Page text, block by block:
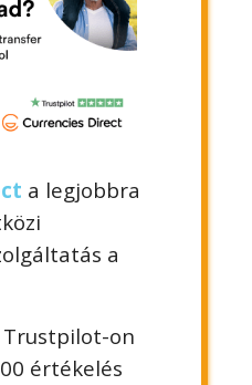
a legjobbra
a
Trustpilot-on
értékelés